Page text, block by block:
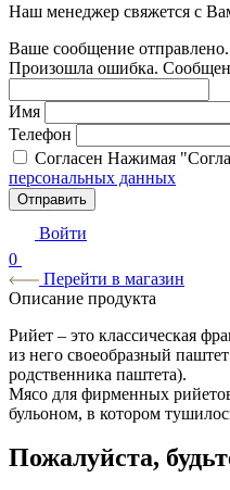
Наш менеджер свяжется с
Ваше сообщение
Произошла ошибка.
Имя
Телефон
Согласен Нажимая
персональных данных
Отправить
Войти
0
Перейти в магазин
Описание продукта
Рийет – это классическая
из него своеобразный
родственника паштета).
Мясо для фирменных
бульоном, в котором
Пожалуйста,